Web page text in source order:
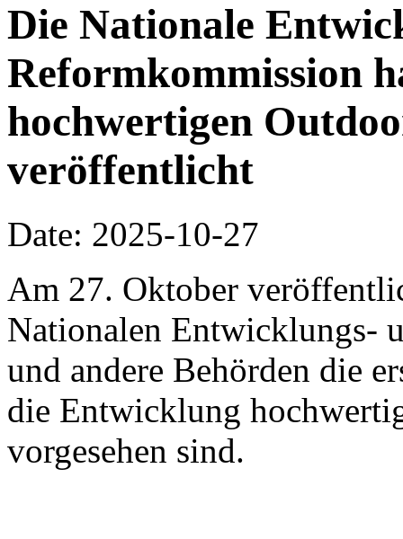
Die Nationale
Reformkommission
hochwertigen
veröffentlicht
Date: 2025-10-27
Am 27. Oktober
Nationalen Entwicklungs-
und andere Behörden die
die Entwicklung
vorgesehen sind.